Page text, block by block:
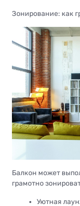
Зонирование: как
Балкон может
грамотно
Уютная